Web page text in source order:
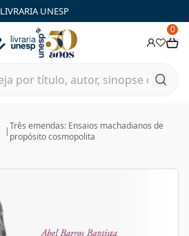
LIVRARIA UNESP
0
|Três emendas: Ensaios machadianos de
propósito cosmopolita